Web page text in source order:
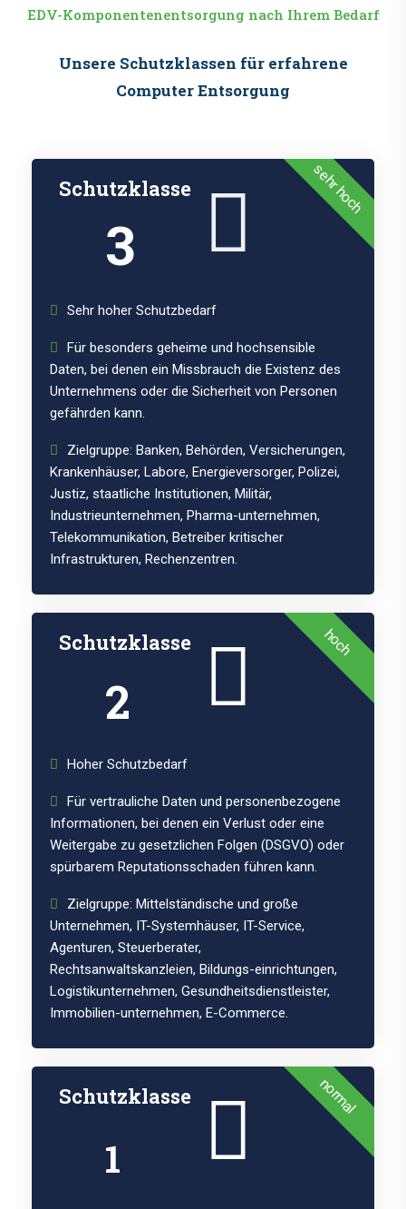
EDV-Komponentenentsorgung nach Ihrem Bedarf
Unsere Schutzklassen für erfahrene
Computer Entsorgung
sehr hoch
Schutzklasse
3
Sehr hoher Schutzbedarf
Für besonders geheime und hochsensible
Daten, bei denen ein Missbrauch die Existenz des
Unternehmens oder die Sicherheit von Personen
gefährden kann.
Zielgruppe: Banken, Behörden, Versicherungen,
Krankenhäuser, Labore, Energieversorger, Polizei,
Justiz, staatliche Institutionen, Militär,
Industrieunternehmen, Pharma-unternehmen,
Telekommunikation, Betreiber kritischer
Infrastrukturen, Rechenzentren.
hoch
Schutzklasse
2
Hoher Schutzbedarf
Für vertrauliche Daten und personenbezogene
Informationen, bei denen ein Verlust oder eine
Weitergabe zu gesetzlichen Folgen (DSGVO) oder
spürbarem Reputationsschaden führen kann.
Zielgruppe: Mittelständische und große
Unternehmen, IT-Systemhäuser, IT-Service,
Agenturen, Steuerberater,
Rechtsanwaltskanzleien, Bildungs-einrichtungen,
Logistikunternehmen, Gesundheitsdienstleister,
Immobilien-unternehmen, E-Commerce.
normal
Schutzklasse
1